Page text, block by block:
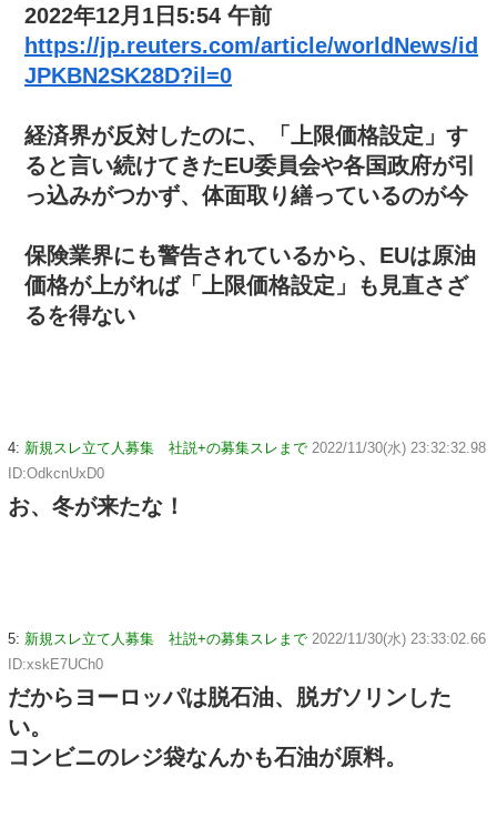
2022年12月1日5:54 午前
https://jp.reuters.com/article/worldNews/id
JPKBN2SK28D?il=0
経済界が反対したのに、「上限価格設定」す
ると言い続けてきたEU委員会や各国政府が引
っ込みがつかず、体面取り繕っているのが今
保険業界にも警告されているから、EUは原油
価格が上がれば「上限価格設定」も見直さざ
るを得ない
4: 新規スレ立て人募集 社説+の募集スレまで 2022/11/30(水) 23:32:32.98
ID:OdkcnUxD0
お、冬が来たな！
5: 新規スレ立て人募集 社説+の募集スレまで 2022/11/30(水) 23:33:02.66
ID:xskE7UCh0
だからヨーロッパは脱石油、脱ガソリンした
い。
コンビニのレジ袋なんかも石油が原料。